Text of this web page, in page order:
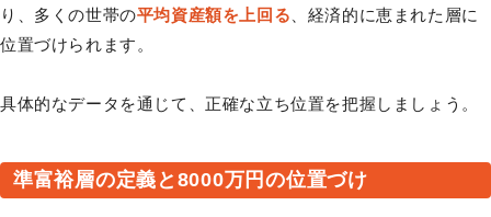
り、多くの世帯の平均資産額を上回る 、経済的に恵まれた層に
位置づけられます。
具体的なデータを通じて、正確な立ち位置を把握しましょう。
準富裕層の定義と8000万円の位置づけ